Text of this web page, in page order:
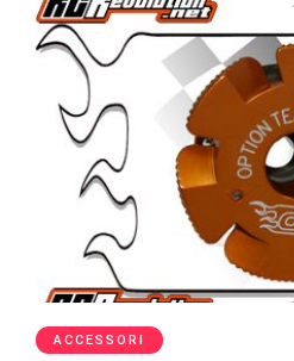
ACCESSORI